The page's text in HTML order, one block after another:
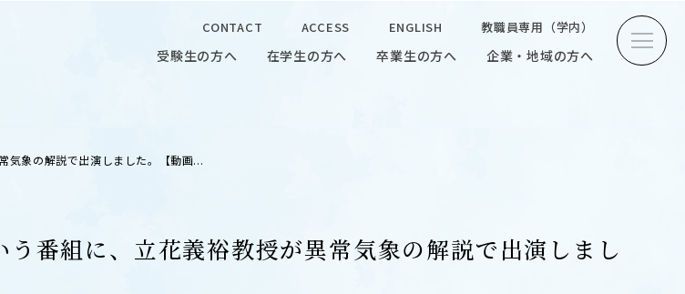
CONTACT ACCESS ENGLISH 教職員専用（学内）
受験生の方へ 在学生の方へ 卒業生の方へ 企業・地域の方へ
気象の解説で出演しました。【動画...
番組に、立花義裕教授が異常気象の解説で出演しまし